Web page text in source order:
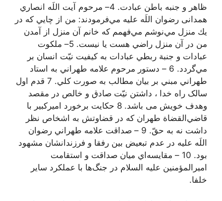
ظاهر و جنبه باطن عبادت. 4– مرحوم آیت اللَه انصاري
همدانی رضوان اللَه عليه مي‌فرمودند: من از چايي كه در
يك منزل مي‌نوشم مي‌فهمم كه خانم آن منزل از آمدن
من در آن منزل راضي هست يا نيست. 5– ملكوت
عبادات و جنبة ربطي عبادات به كيفيت نيّت انسان بر
مي‌گردد. 6 – دستور مرحوم علامه طهراني به استاد
طهراني مبني بر بيان مطالب به صورت كلي. 7 قدم اول
سالک راه خدا ، داشتن نیّت صادق و خالص در مقصد
وهدف خویش می باشد. 8 حكايت برخورد اميركبير با
قاضي‌القضاة طهران كه در قضاوتش به اشخاص نظر
داشت نه به حقّ. 9 – صداقت علامه طهراني رضوان
اللَه عليه در عدم تبعيض بين رفقا و فرزندانشان مشهود
بود. 10 – مقايسه‌اي ميان صداقت و استقامت
اميرالمؤمنين عليه السلام در جنگ‌ها با عملكرد ساير
خلفا.